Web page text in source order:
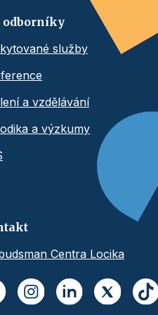
odborníky
služby
a vzdělávání
a výzkumy
Centra Locika